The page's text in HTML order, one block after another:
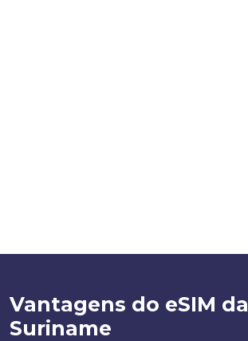
Vantagens do eSIM da
Suriname